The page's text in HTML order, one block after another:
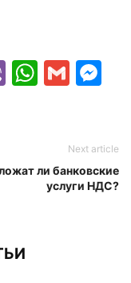
Viber
Next article
ли банковские
услуги НДС?